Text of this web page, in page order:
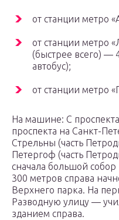
от станции метро
от станции метро
(быстрее всего) —
автобус);
от станции метро
На машине: C
проспекта на Санкт-
Стрельны (часть
Петергоф (часть
сначала большой собор
300 метров справа
Верхнего парка. На
Разводную улицу —
зданием справа.